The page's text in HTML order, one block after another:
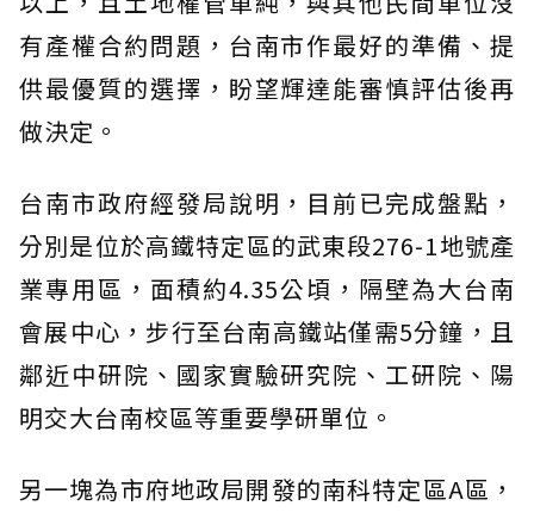
有產權合約問題，台南市作最好的準備、提
供最優質的選擇，盼望輝達能審慎評估後再
做決定。
台南市政府經發局說明，目前已完成盤點，
分別是位於高鐵特定區的武東段276-1地號產
業專用區，面積約4.35公頃，隔壁為大台南
會展中心，步行至台南高鐵站僅需5分鐘，且
鄰近中研院、國家實驗研究院、工研院、陽
明交大台南校區等重要學研單位。
另一塊為市府地政局開發的南科特定區A區，